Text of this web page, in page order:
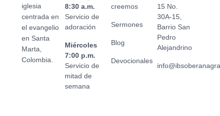
iglesia
centrada en
el evangelio
en Santa
Marta,
Colombia.
8:30 a.m.
Servicio de
adoración
Miércoles
7:00 p.m.
Servicio de
mitad de
semana
creemos
Sermones
Blog
Devocionales
15 No.
30A-15,
Barrio San
Pedro
Alejandrino